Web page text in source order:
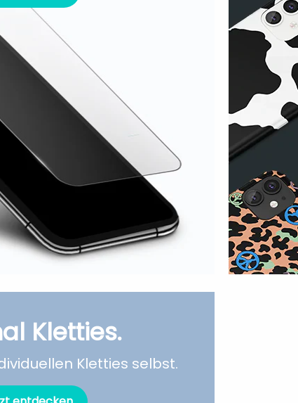
Kletties.
Kletties selbst.